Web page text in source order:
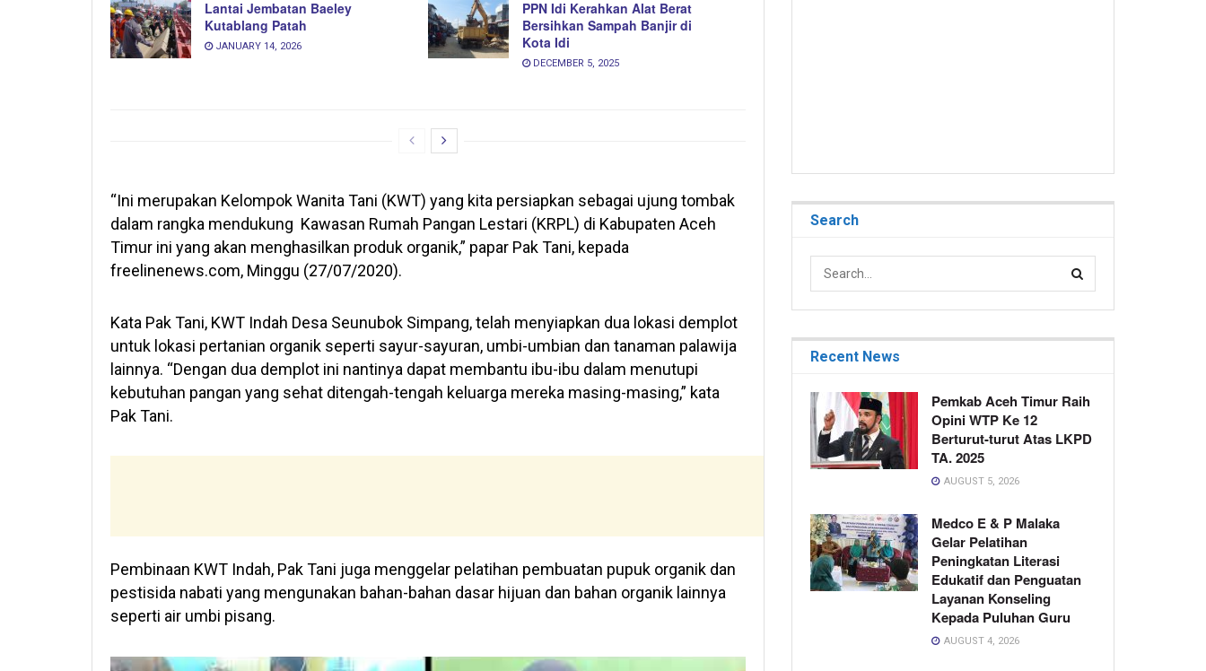
Lantai Jembatan Baeley
Kutablang Patah
JANUARY 14, 2026
PPN Idi Kerahkan Alat Berat
Bersihkan Sampah Banjir di
Kota Idi
DECEMBER 5, 2025
“Ini merupakan Kelompok Wanita Tani (KWT) yang kita persiapkan sebagai ujung tombak
dalam rangka mendukung Kawasan Rumah Pangan Lestari (KRPL) di Kabupaten Aceh
Timur ini yang akan menghasilkan produk organik,” papar Pak Tani, kepada
freelinenews.com, Minggu (27/07/2020).
Kata Pak Tani, KWT Indah Desa Seunubok Simpang, telah menyiapkan dua lokasi demplot
untuk lokasi pertanian organik seperti sayur-sayuran, umbi-umbian dan tanaman palawija
lainnya. “Dengan dua demplot ini nantinya dapat membantu ibu-ibu dalam menutupi
kebutuhan pangan yang sehat ditengah-tengah keluarga mereka masing-masing,” kata
Pak Tani.
Pembinaan KWT Indah, Pak Tani juga menggelar pelatihan pembuatan pupuk organik dan
pestisida nabati yang mengunakan bahan-bahan dasar hijuan dan bahan organik lainnya
seperti air umbi pisang.
Search
Recent News
Pemkab Aceh Timur Raih
Opini WTP Ke 12
Berturut-turut Atas LKPD
TA. 2025
AUGUST 5, 2026
Medco E & P Malaka
Gelar Pelatihan
Peningkatan Literasi
Edukatif dan Penguatan
Layanan Konseling
Kepada Puluhan Guru
AUGUST 4, 2026